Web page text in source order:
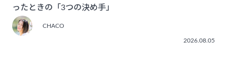
ったときの「3つの決め手」
CHACO
2026.08.05